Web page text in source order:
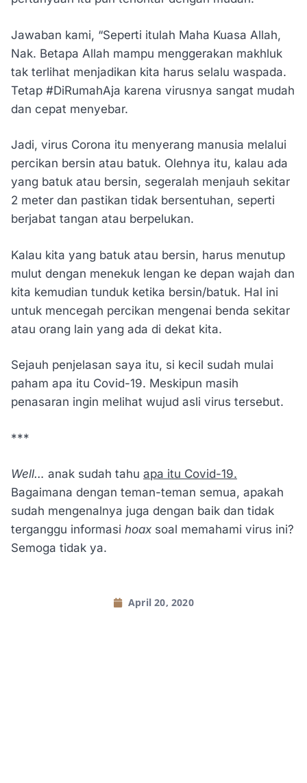
Jawaban kami, “Seperti itulah Maha Kuasa Allah,
Nak. Betapa Allah mampu menggerakan makhluk
tak terlihat menjadikan kita harus selalu waspada.
Tetap #DiRumahAja karena virusnya sangat mudah
dan cepat menyebar.
Jadi, virus Corona itu menyerang manusia melalui
percikan bersin atau batuk. Olehnya itu, kalau ada
yang batuk atau bersin, segeralah menjauh sekitar
2 meter dan pastikan tidak bersentuhan, seperti
berjabat tangan atau berpelukan.
Kalau kita yang batuk atau bersin, harus menutup
mulut dengan menekuk lengan ke depan wajah dan
kita kemudian tunduk ketika bersin/batuk. Hal ini
untuk mencegah percikan mengenai benda sekitar
atau orang lain yang ada di dekat kita.
Sejauh penjelasan saya itu, si kecil sudah mulai
paham apa itu Covid-19. Meskipun masih
penasaran ingin melihat wujud asli virus tersebut.
***
Well… anak sudah tahu apa itu Covid-19.
Bagaimana dengan teman-teman semua, apakah
sudah mengenalnya juga dengan baik dan tidak
terganggu informasi hoax soal memahami virus ini?
Semoga tidak ya.
April 20, 2020